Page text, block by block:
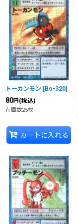
トーカンモン [Bo-320]
80円 (税込)
在庫数25枚
カートに入れる